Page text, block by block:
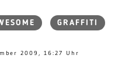
GRAFFITI
2009, 16:27 Uhr